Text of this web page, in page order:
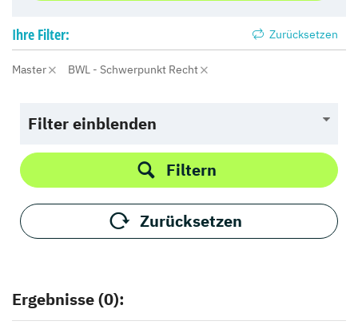
Ihre Filter: Zurücksetzen
Master BWL - Schwerpunkt Recht
Filter einblenden
Filtern
Zurücksetzen
Ergebnisse (0):